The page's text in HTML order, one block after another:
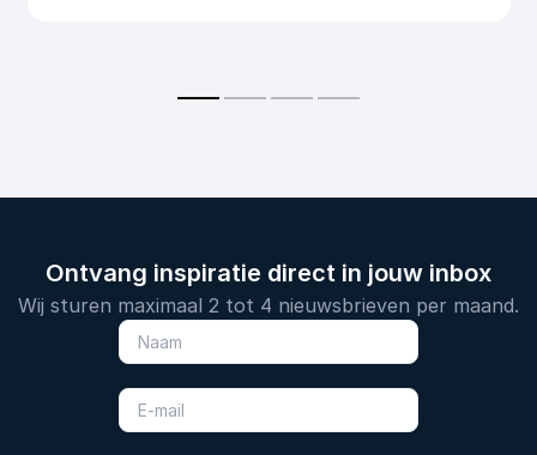
Ontvang inspiratie direct in jouw inbox
Wij sturen maximaal 2 tot 4 nieuwsbrieven per maand.